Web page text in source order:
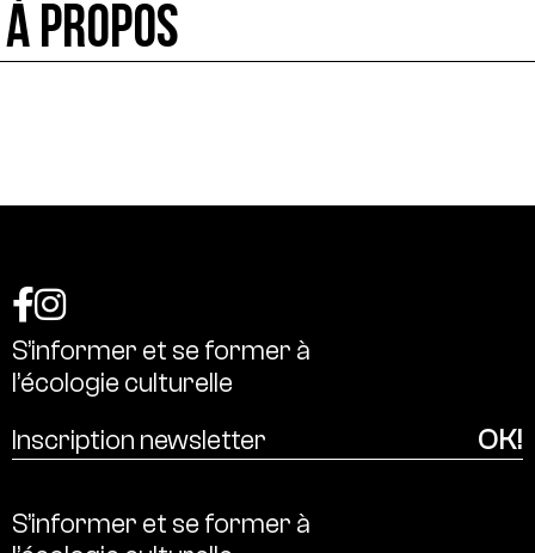
À PROPOS
S’informer et se former à
l’écologie culturelle
S’informer et se former à